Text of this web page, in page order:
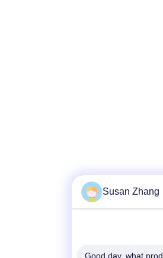
Susan Zhang
Good day, what